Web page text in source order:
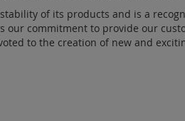
of its products and is a
our commitment to provide our
to the creation of new and